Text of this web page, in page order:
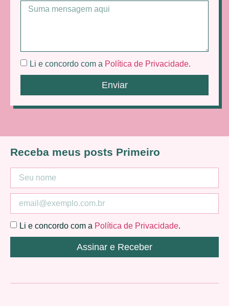
Li e concordo com a Política de Privacidade.
Enviar
Receba meus posts Primeiro
Li e concordo com a Política de Privacidade.
Assinar e Receber